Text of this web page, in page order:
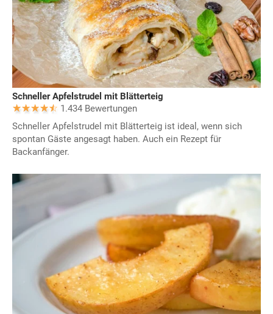
Schneller Apfelstrudel mit Blätterteig
1.434 Bewertungen
Schneller Apfelstrudel mit Blätterteig ist ideal, wenn sich
spontan Gäste angesagt haben. Auch ein Rezept für
Backanfänger.